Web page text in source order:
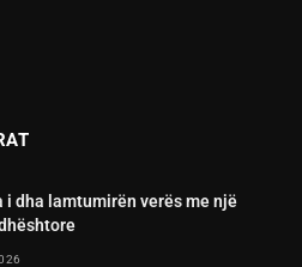
i dha lamtumirën verës me një